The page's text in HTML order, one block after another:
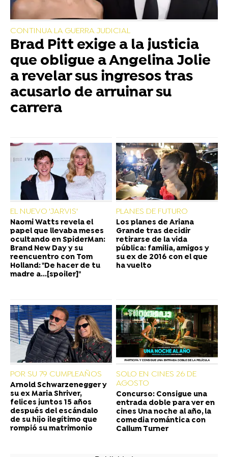
CONTINUA LA GUERRA JUDICIAL
Brad Pitt exige a la justicia
que obligue a Angelina Jolie
a revelar sus ingresos tras
acusarlo de arruinar su
carrera
EL NUEVO 'JARVIS'
Naomi Watts revela el
papel que llevaba meses
ocultando en SpiderMan:
Brand New Day y su
reencuentro con Tom
Holland: "De hacer de tu
madre a...[spoiler]"
PLANES DE FUTURO
Los planes de Ariana
Grande tras decidir
retirarse de la vida
pública: familia, amigos y
su ex de 2016 con el que
ha vuelto
POR SU 79 CUMPLEAÑOS
Arnold Schwarzenegger y
su ex Maria Shriver,
felices juntos 15 años
después del escándalo
de su hijo ilegítimo que
rompió su matrimonio
SOLO EN CINES 26 DE
AGOSTO
Concurso: Consigue una
entrada doble para ver en
cines Una noche al año, la
comedia romántica con
Callum Turner